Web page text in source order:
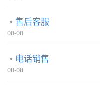
售后客服
08-08
电话销售
08-08